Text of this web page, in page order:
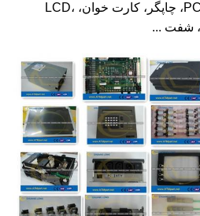
قطعات: منبع تغذیه، PC board، چاپگر، کارت خوان، LCD،